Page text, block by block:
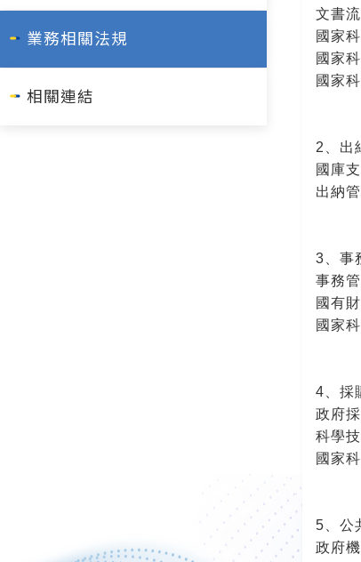
業務相關法規
相關連結
文書
國家
國家
國家
2、出
國庫
出納
3、事
事務
國有
國家
4、採
政府
科學
國家
5、公
政府